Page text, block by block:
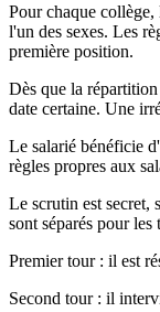
Pour chaque collège,
l'un des sexes. Les
première position.
Dès que la
date certaine. Une
Le salarié bénéficie
règles propres aux
Le scrutin est secret,
sont séparés pour
Premier tour : il est
Second tour : il